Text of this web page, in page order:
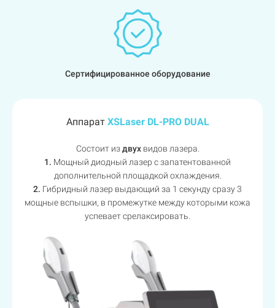
Сертифицированное оборудование
Аппарат XSLaser DL-PRO DUAL
Состоит издвухвидов лазера.
1. Мощный диодный лазер с запатентованной
дополнительной площадкой охлаждения.
2. Гибридный лазер выдающий за 1 секунду сразу 3
мощные вспышки, в промежутке между которыми кожа
успевает срелаксировать.